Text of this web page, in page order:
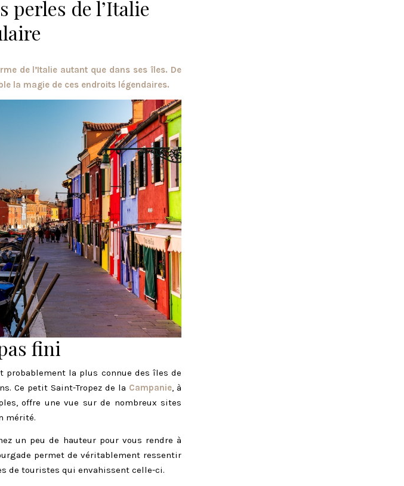
perles de l’Italie
de l’Italie autant que dans ses îles. De
la magie de ces endroits légendaires.
fini
probablement la plus connue des îles de
Ce petit Saint-Tropez de la Campanie, à
offre une vue sur de nombreux sites
mérité.
un peu de hauteur pour vous rendre à
permet de véritablement ressentir
de touristes qui envahissent celle-ci.